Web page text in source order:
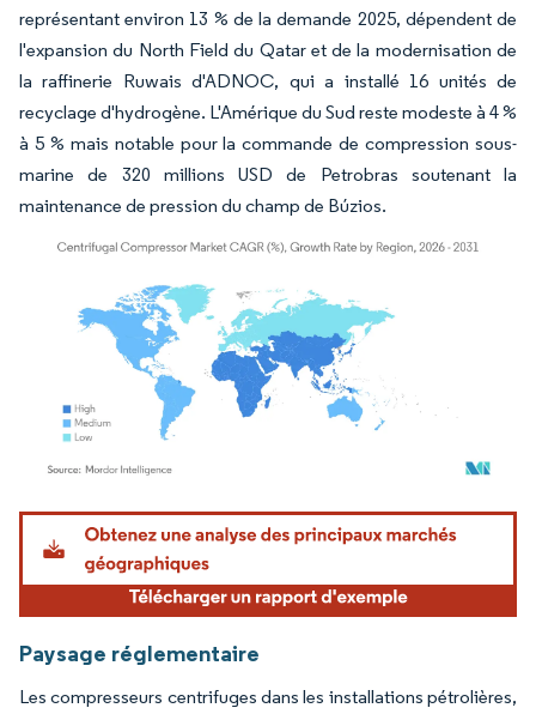
représentant environ 13 % de la demande 2025, dépendent de
l'expansion du North Field du Qatar et de la modernisation de
la raffinerie Ruwais d'ADNOC, qui a installé 16 unités de
recyclage d'hydrogène. L'Amérique du Sud reste modeste à 4 %
à 5 % mais notable pour la commande de compression sous-
marine de 320 millions USD de Petrobras soutenant la
maintenance de pression du champ de Búzios.
Image © Mordor Intelligence. La réutilisation nécessite une attribution sous CC BY
Paysage réglementaire
Les compresseurs centrifuges dans les installations pétrolières,